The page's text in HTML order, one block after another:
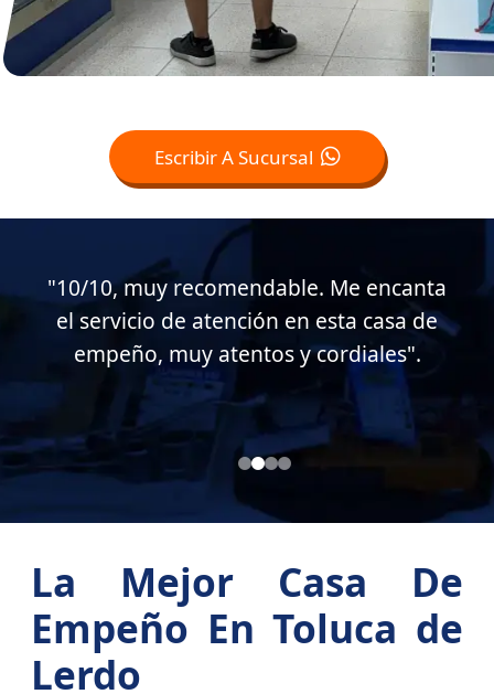
Escribir A Sucursal
"Muy buen servicio al cliente en esta
casa de empeño, muy atentos conmigo.
Soy cliente desde hace casi 15 años".
La Mejor Casa De
Empeño En Toluca de
Lerdo